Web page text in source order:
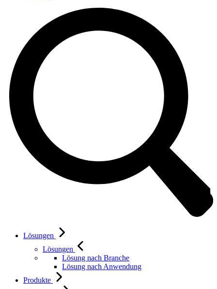
Lösungen
Lösungen
Lösung nach Branche
Lösung nach Anwendung
Produkte